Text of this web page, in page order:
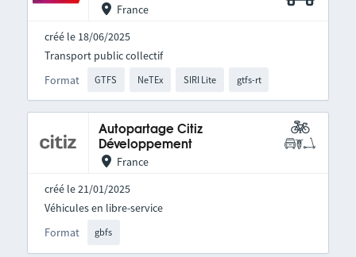
France
créé le 18/06/2025
Format GTFS NeTEx SIRI Lite gtfs-rt
Transport public collectif
Autopartage Citiz
Développement
France
créé le 21/01/2025
Format gbfs
Véhicules en libre-service